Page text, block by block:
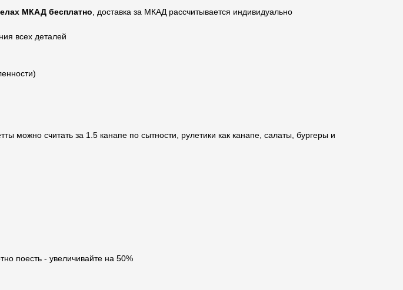
МКАД бесплатно , доставка за МКАД рассчитывается индивидуально
всех деталей
можно считать за 1.5 канапе по сытности, рулетики как канапе, салаты, бургеры и
поесть - увеличивайте на 50%